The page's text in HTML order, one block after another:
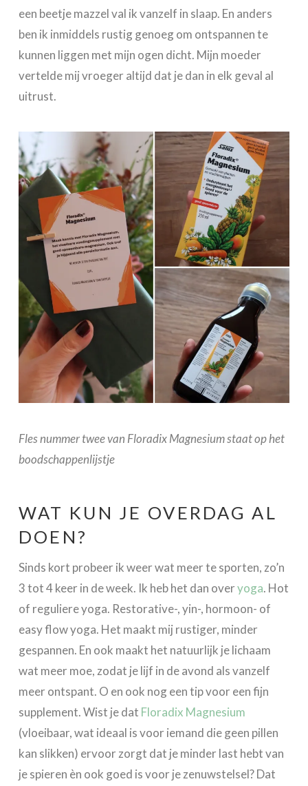
een beetje mazzel val ik vanzelf in slaap. En anders
ben ik inmiddels rustig genoeg om ontspannen te
kunnen liggen met mijn ogen dicht. Mijn moeder
vertelde mij vroeger altijd dat je dan in elk geval al
uitrust.
Fles nummer twee van Floradix Magnesium staat op het
boodschappenlijstje
WAT KUN JE OVERDAG AL
DOEN?
Sinds kort probeer ik weer wat meer te sporten, zo’n
3 tot 4 keer in de week. Ik heb het dan overyoga. Hot
of reguliere yoga. Restorative-, yin-, hormoon- of
easy flow yoga. Het maakt mij rustiger, minder
gespannen. En ook maakt het natuurlijk je lichaam
wat meer moe, zodat je lijf in de avond als vanzelf
meer ontspant. O en ook nog een tip voor een fijn
supplement. Wist je dat Floradix Magnesium
(vloeibaar, wat ideaal is voor iemand die geen pillen
kan slikken) ervoor zorgt dat je minder last hebt van
je spieren èn ook goed is voor je zenuwstelsel? Dat